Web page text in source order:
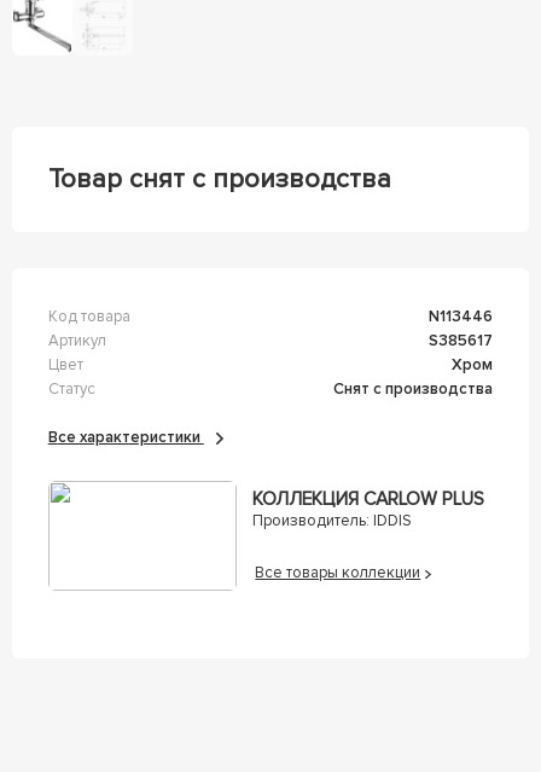
Товар снят с производства
Код товара
n113446
Артикул
s385617
Цвет
Хром
Статус
Снят с производства
Все характеристики
КОЛЛЕКЦИЯ CARLOW PLUS
Производитель: IDDIS
Все товары коллекции